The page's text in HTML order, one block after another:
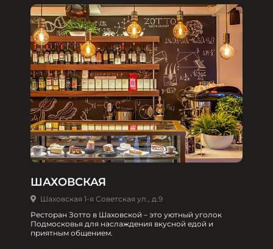
ШАХОВСКАЯ
Шаховская 1-я Советская ул., д.9
Ресторан Зотто в Шаховской – это уютный уголок
Подмосковья для наслаждения вкусной едой и
приятным общением.​